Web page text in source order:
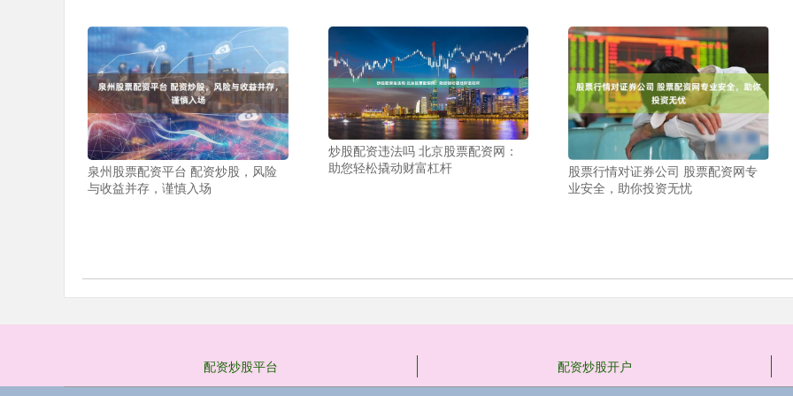
泉州股票配资平台 配资炒股，风险
与收益并存，谨慎入场
炒股配资违法吗 北京股票配资网：
助您轻松撬动财富杠杆
股票行情对证券公司 股票配资网专
业安全，助你投资无忧
配资炒股平台 配资炒股开户